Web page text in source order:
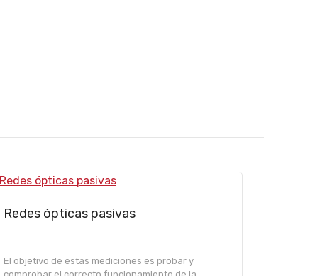
Redes ópticas pasivas
El objetivo de estas mediciones es probar y